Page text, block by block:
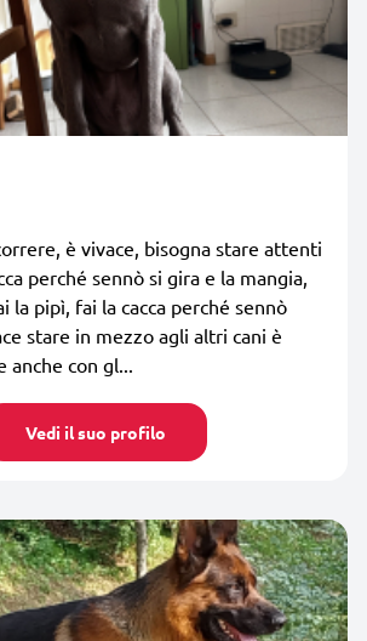
è vivace, bisogna stare attenti
perché sennò si gira e la mangia,
la pipì, fai la cacca perché sennò
stare in mezzo agli altri cani è
con gl...
Vedi il suo profilo